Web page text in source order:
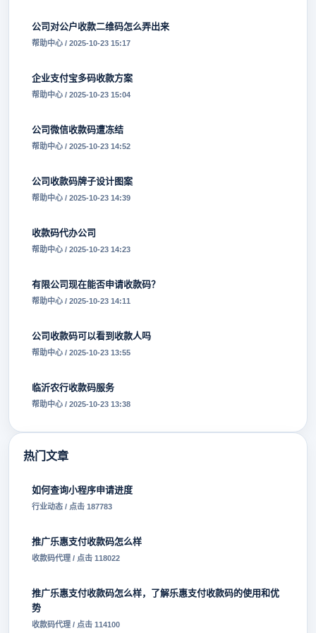
公司对公户收款二维码怎么弄出来
帮助中心 / 2025-10-23 15:17
企业支付宝多码收款方案
帮助中心 / 2025-10-23 15:04
公司微信收款码遭冻结
帮助中心 / 2025-10-23 14:52
公司收款码牌子设计图案
帮助中心 / 2025-10-23 14:39
收款码代办公司
帮助中心 / 2025-10-23 14:23
有限公司现在能否申请收款码？
帮助中心 / 2025-10-23 14:11
公司收款码可以看到收款人吗
帮助中心 / 2025-10-23 13:55
临沂农行收款码服务
帮助中心 / 2025-10-23 13:38
热门文章
如何查询小程序申请进度
行业动态 / 点击 187783
推广乐惠支付收款码怎么样
收款码代理 / 点击 118022
推广乐惠支付收款码怎么样，了解乐惠支付收款码的使用和优
势
收款码代理 / 点击 114100